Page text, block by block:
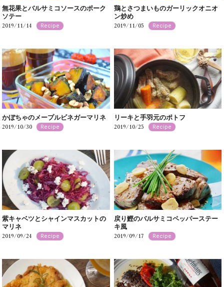
無花果とバルサミコソースのポーク
ソテー
2019/11/14 Recipe
鶏とさつまいものガーリックオニオ
ン炒め
2019/11/05 Recipe
かぼちゃのメープルビネガーマリネ
2019/10/30 Recipe
リーキと手羽元のポトフ
2019/10/25 Recipe
紫キャベツとシャインマスカットの
マリネ
2019/09/24 Recipe
戻り鰹のバルサミコペッパーステー
キ風
2019/09/17 Recipe